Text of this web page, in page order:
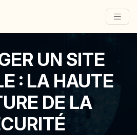
UN SITE
: LA HAUTE
DE LA